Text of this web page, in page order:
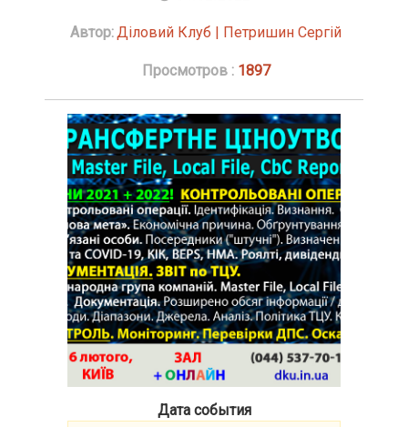
Автор:Діловий Клуб | Петришин Сергій
Просмотров : 1897
Дата события